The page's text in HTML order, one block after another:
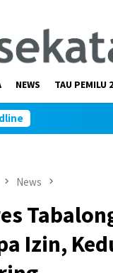
NEWS TAU PEMILU
News
Izin,